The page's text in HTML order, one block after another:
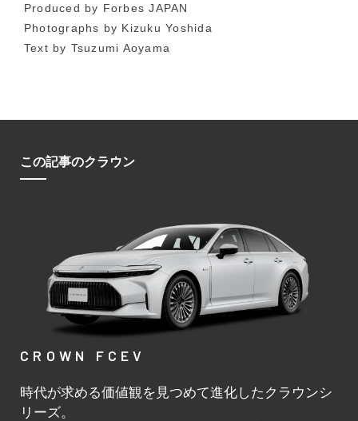
Produced by Forbes JAPAN
Photographs by Kizuku Yoshida
Text by Tsuzumi Aoyama
この記事のクラウン
CROWN FCEV
時代が求める価値観を見つめて進化したクラウンシ
リーズ。